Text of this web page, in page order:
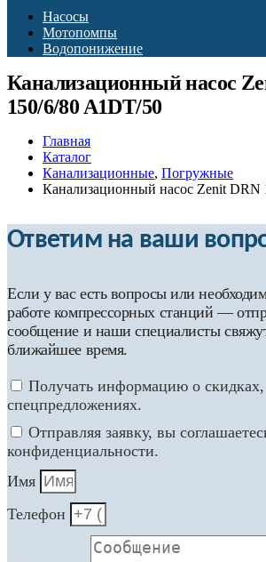
Насосы
Мотопомпы
Водопонижение
Канализационный насос
150/6/80 A1DT/50
Главная
Каталог
Канализационные, Погружные
Канализационный насос Zenit DRN
Ответим на ваши
Если у вас есть вопросы или
работе компрессорных станций —
сообщение и наши специалисты
ближайшее время.
Получать информацию о
спецпредложениях.
Отправляя заявку, вы
конфиденциальности.
Имя
Телефон